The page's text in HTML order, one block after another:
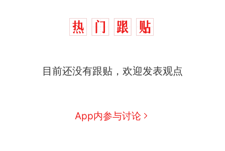
目前还没有跟贴，欢迎发表观点
App内参与讨论